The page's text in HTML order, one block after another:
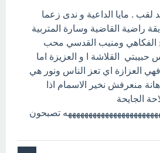
لقب . مايا الداعية و ندى زعما
راضية القاضية وسارة المتربية
الفكاهي ومنيب القدسي محب
حبيبتي القلاشة ا و العزيزة اما
العزازة اي تعز الناس ونور هي
منعرفش نخير الاسمام اذا
الجايحة
تصبحون